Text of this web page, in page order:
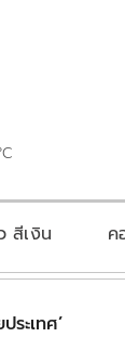
สีเงิน ค
ระเทศ’